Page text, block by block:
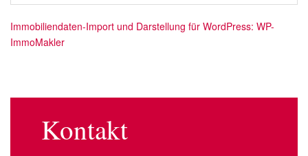
Immobiliendaten-Import und Darstellung für WordPress: WP-
ImmoMakler
Kontakt